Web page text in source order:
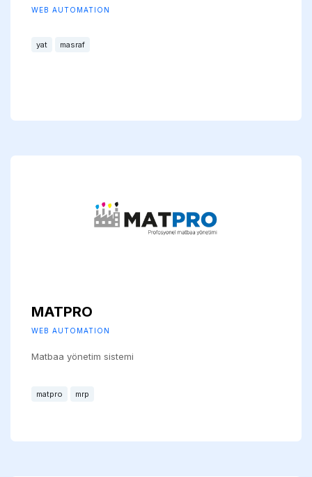
WEB AUTOMATION
yat masraf
MATPRO
WEB AUTOMATION
Matbaa yönetim sistemi
matpro mrp